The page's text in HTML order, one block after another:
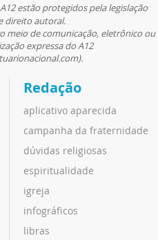
estão protegidos pela legislação
direito autoral.
meio de comunicação, eletrônico ou
expressa do A12
Redação
aplicativo aparecida
campanha da fraternidade
dúvidas religiosas
espiritualidade
igreja
infográficos
libras